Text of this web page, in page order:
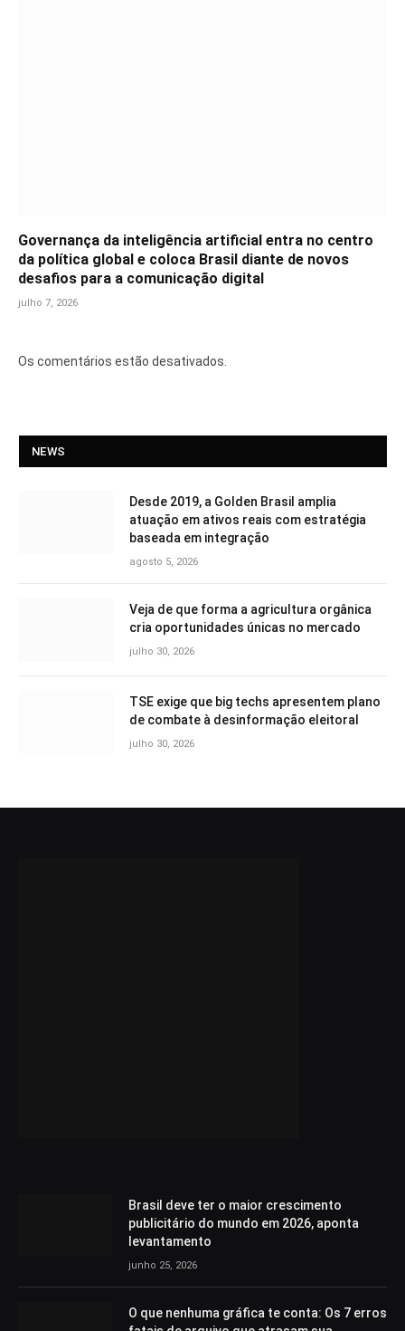
Governança da inteligência artificial entra no centro
da política global e coloca Brasil diante de novos
desafios para a comunicação digital
julho 7, 2026
Os comentários estão desativados.
NEWS
Desde 2019, a Golden Brasil amplia
atuação em ativos reais com estratégia
baseada em integração
agosto 5, 2026
Veja de que forma a agricultura orgânica
cria oportunidades únicas no mercado
julho 30, 2026
TSE exige que big techs apresentem plano
de combate à desinformação eleitoral
julho 30, 2026
Brasil deve ter o maior crescimento
publicitário do mundo em 2026, aponta
levantamento
junho 25, 2026
O que nenhuma gráfica te conta: Os 7 erros